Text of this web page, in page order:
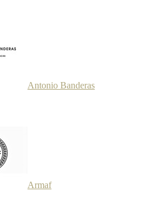
Antonio Banderas
Armaf